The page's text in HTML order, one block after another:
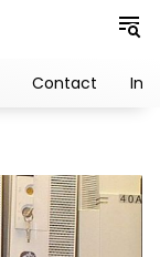
Contact